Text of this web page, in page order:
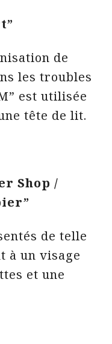
de
les troubles
est utilisée
tête de lit.
Shop /
de telle
à un visage
et une